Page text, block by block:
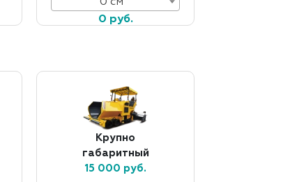
0 см
0 руб.
Крупно
габаритный
15 000 руб.